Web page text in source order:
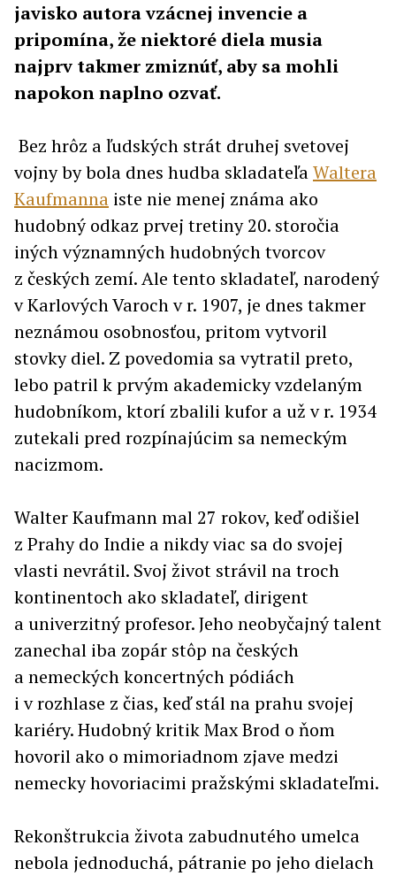
javisko autora vzácnej invencie a
pripomína, že niektoré diela musia
najprv takmer zmiznúť, aby sa mohli
napokon naplno ozvať.
Bez hrôz a ľudských strát druhej svetovej
vojny by bola dnes hudba skladateľaWaltera
Kaufmanna iste nie menej známa ako
hudobný odkaz prvej tretiny 20. storočia
iných významných hudobných tvorcov
z českých zemí. Ale tento skladateľ, narodený
v Karlových Varoch v r. 1907, je dnes takmer
neznámou osobnosťou, pritom vytvoril
stovky diel. Z povedomia sa vytratil preto,
lebo patril k prvým akademicky vzdelaným
hudobníkom, ktorí zbalili kufor a už v r. 1934
zutekali pred rozpínajúcim sa nemeckým
nacizmom.
Walter Kaufmann mal 27 rokov, keď odišiel
z Prahy do Indie a nikdy viac sa do svojej
vlasti nevrátil. Svoj život strávil na troch
kontinentoch ako skladateľ, dirigent
a univerzitný profesor. Jeho neobyčajný talent
zanechal iba zopár stôp na českých
a nemeckých koncertných pódiách
i v rozhlase z čias, keď stál na prahu svojej
kariéry. Hudobný kritik Max Brod o ňom
hovoril ako o mimoriadnom zjave medzi
nemecky hovoriacimi pražskými skladateľmi.
Rekonštrukcia života zabudnutého umelca
nebola jednoduchá, pátranie po jeho dielach